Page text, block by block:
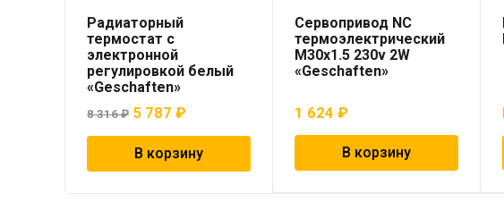
Радиаторный
термостат с
электронной
регулировкой белый
«Geschaften»
8 316₽ Первоначальная
цена
составляла
8
5 787 ₽
цена:
5
787 ₽.
В корзину
Сервопривод NC
термоэлектрический
M30x1.5 230v 2W
«Geschaften»
1 624₽
В корзину